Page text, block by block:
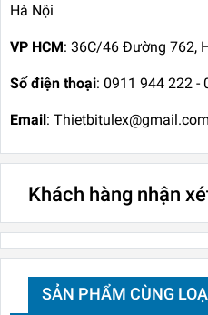
Hà Nội
VP HCM: 36C/46 Đường 762,
Số điện thoại: 0911 944 222 -
Email: Thietbitulex@gmail.com
Khách hàng nhận
SẢN PHẨM CÙNG